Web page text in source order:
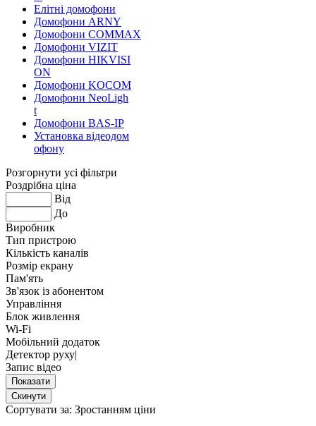
Елітні домофони
Домофони ARNY
Домофони COMMAX
Домофони VIZIT
Домофони HIKVISI
ON
Домофони KOCOM
Домофони NeoLigh
t
Домофони BAS-IP
Установка відеодом
офону
Розгорнути усі фільтри
Роздрібна ціна
Від
До
Виробник
Тип пристрою
Кількість каналів
Розмір екрану
Пам'ять
Зв'язок із абонентом
Управління
Блок живлення
Wi-Fi
Мобільний додаток
Детектор руху|
Запис відео
Сортувати за: Зростанням ціни